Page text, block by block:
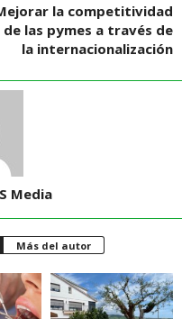
la competitividad
de las pymes a través de
la internacionalización
Media
Más del autor